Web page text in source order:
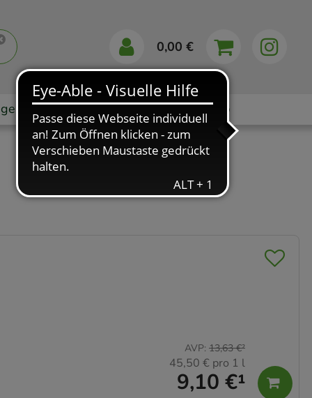
0,00 €
Markenshops Ratgeber App
9,10 €¹
AVP: 13,63 €²
45,50 € pro 1 l